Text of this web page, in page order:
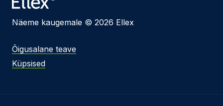
Näeme kaugemale © 2026 Ellex
Õigusalane teave
Küpsised